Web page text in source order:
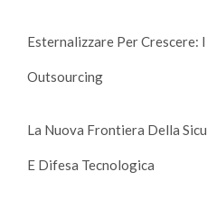
Esternalizzare Per Crescere:
Outsourcing
La Nuova Frontiera Della
E Difesa Tecnologica